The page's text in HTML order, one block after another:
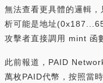
無法查看更具體的邏輯
析可能是地址
攻擊者直接調用 mint 函
此前報道，PAID
萬枚PAID代幣，按照當